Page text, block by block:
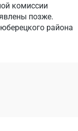
комиссии
позже.
района